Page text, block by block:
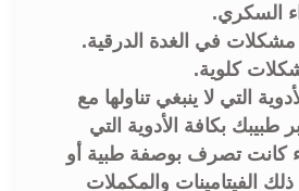
السكري.
في الغدة الدرقية.
كلوية.
التي لا ينبغي تناولها مع
طبيبك بكافة الأدوية التي
كانت تصرف بوصفة طبية أو
الفيتامينات والمكملات